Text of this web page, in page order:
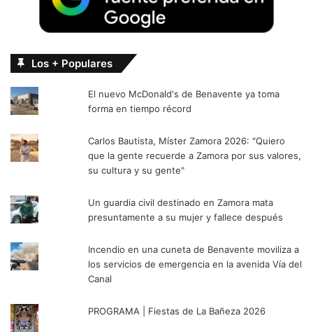
Los + Populares
El nuevo McDonald's de Benavente ya toma
forma en tiempo récord
Carlos Bautista, Míster Zamora 2026: "Quiero
que la gente recuerde a Zamora por sus valores,
su cultura y su gente"
Un guardia civil destinado en Zamora mata
presuntamente a su mujer y fallece después
Incendio en una cuneta de Benavente moviliza a
los servicios de emergencia en la avenida Vía del
Canal
PROGRAMA | Fiestas de La Bañeza 2026